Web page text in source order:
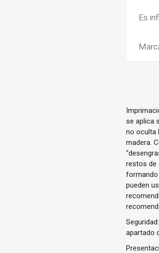
Es
se aplica
no oculta
madera.
restos de
formando
pueden
apartado